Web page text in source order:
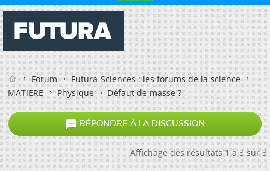
Forum
Futura-Sciences : les forums de la science
MATIERE
Physique Défaut de masse ?
 RÉPONDRE À LA DISCUSSION
Affichage des résultats 1 à 3 sur 3